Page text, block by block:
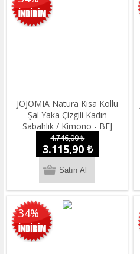
JOJOMIA Natura Kısa Kollu
Şal Yaka Çizgili Kadın
Sabahlık / Kimono - BEJ
4.746,00 ₺
3.115,90 ₺
34%